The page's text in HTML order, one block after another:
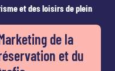
et des loisirs de plein
de la
et du